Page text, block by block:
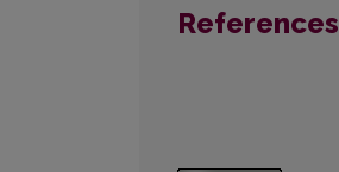
References